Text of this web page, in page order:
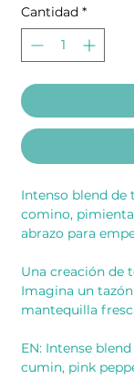
Cantidad *
Intenso blend de
comino,
abrazo para
Una creación de
Imagina un
mantequilla
EN: Intense
cumin, pink